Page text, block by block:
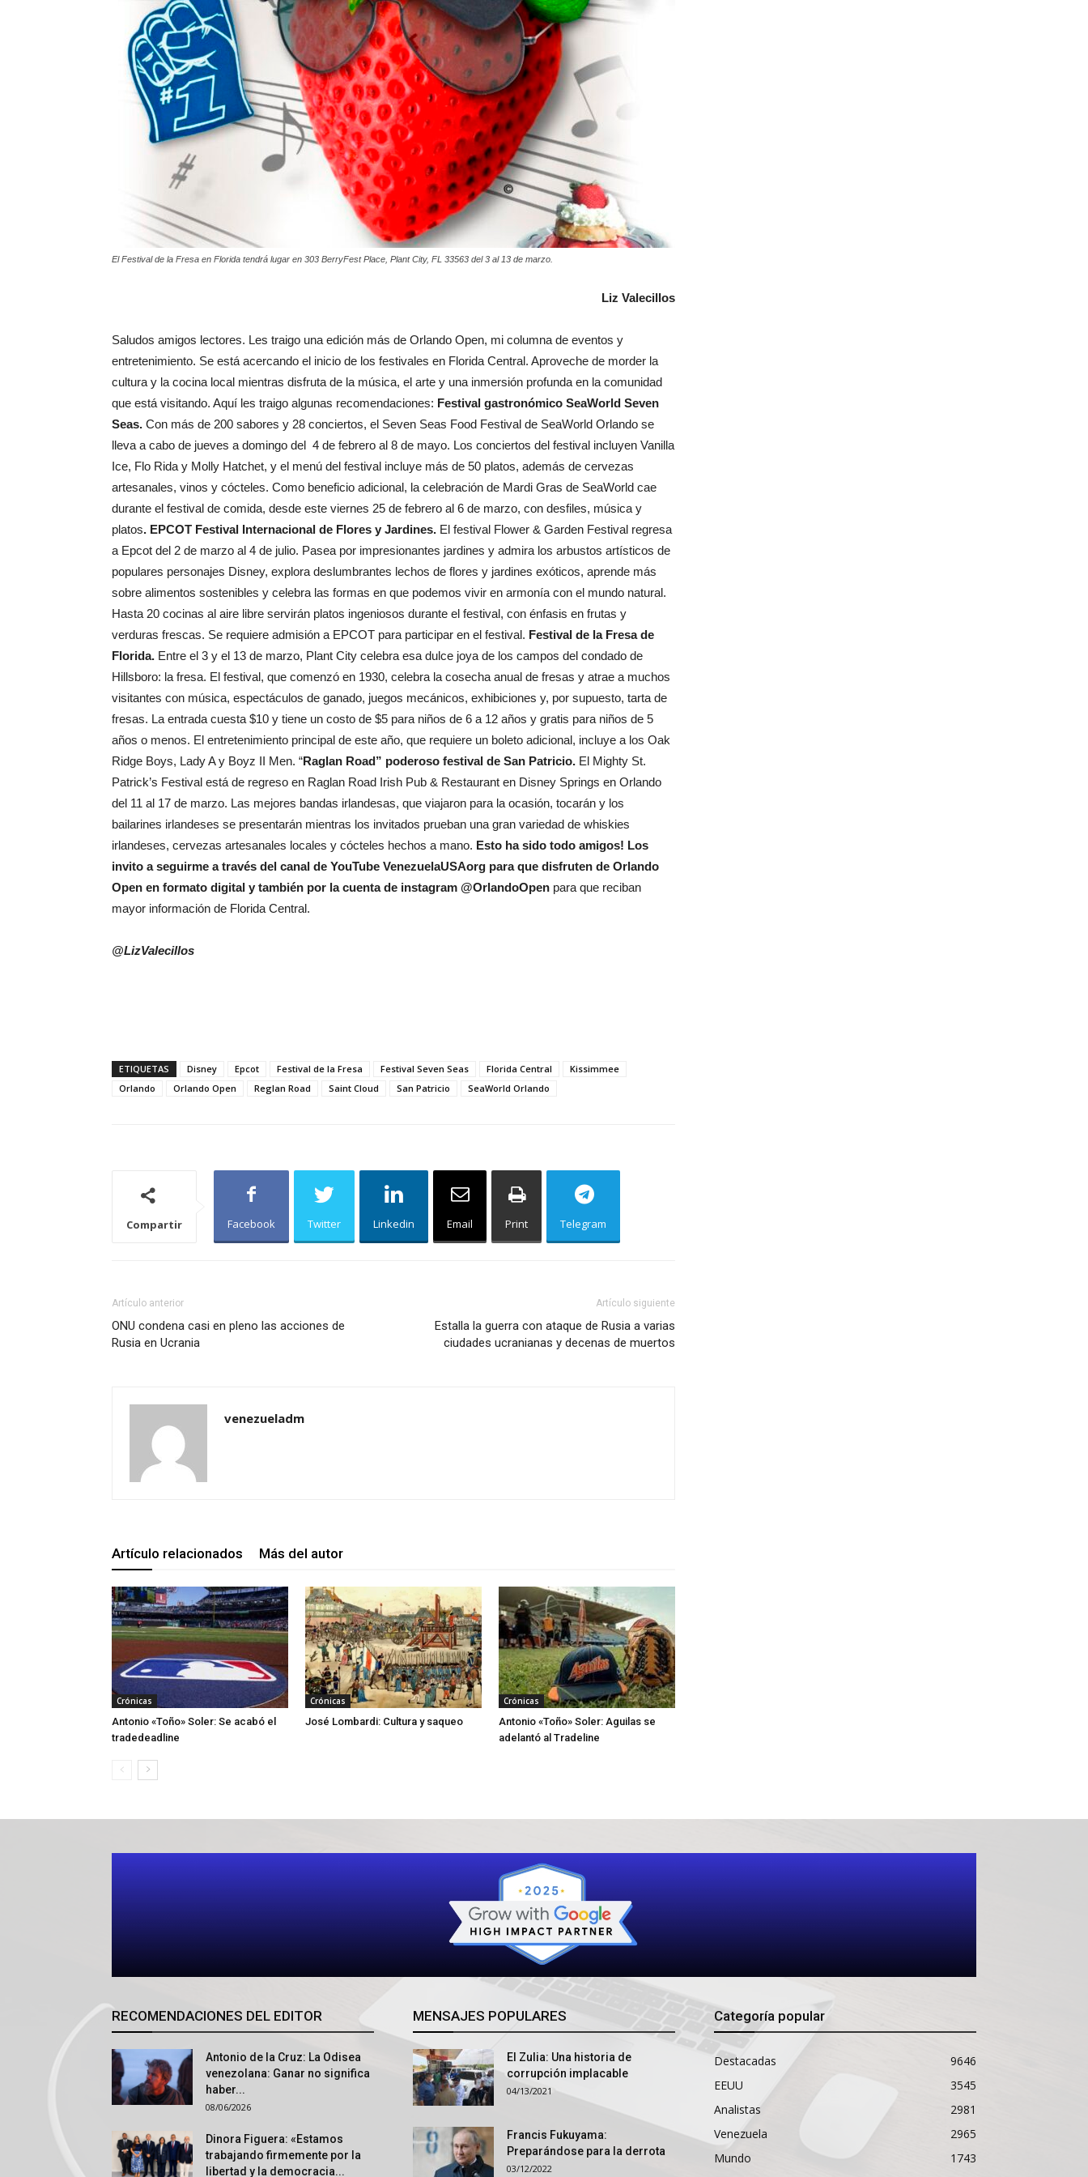
El Festival de la Fresa en Florida tendrá lugar en 303 BerryFest Place, Plant City, FL 33563 del 3 al 13 de marzo.
Liz Valecillos
Saludos amigos lectores. Les traigo una edición más de Orlando Open, mi columna de eventos y
entretenimiento. Se está acercando el inicio de los festivales en Florida Central. Aproveche de morder la
cultura y la cocina local mientras disfruta de la música, el arte y una inmersión profunda en la comunidad
que está visitando. Aquí les traigo algunas recomendaciones: Festival gastronómico SeaWorld Seven
Seas. Con más de 200 sabores y 28 conciertos, el Seven Seas Food Festival de SeaWorld Orlando se
lleva a cabo de jueves a domingo del 4 de febrero al 8 de mayo. Los conciertos del festival incluyen Vanilla
Ice, Flo Rida y Molly Hatchet, y el menú del festival incluye más de 50 platos, además de cervezas
artesanales, vinos y cócteles. Como beneficio adicional, la celebración de Mardi Gras de SeaWorld cae
durante el festival de comida, desde este viernes 25 de febrero al 6 de marzo, con desfiles, música y
platos. EPCOT Festival Internacional de Flores y Jardines. El festival Flower & Garden Festival regresa
a Epcot del 2 de marzo al 4 de julio. Pasea por impresionantes jardines y admira los arbustos artísticos de
populares personajes Disney, explora deslumbrantes lechos de flores y jardines exóticos, aprende más
sobre alimentos sostenibles y celebra las formas en que podemos vivir en armonía con el mundo natural.
Hasta 20 cocinas al aire libre servirán platos ingeniosos durante el festival, con énfasis en frutas y
verduras frescas. Se requiere admisión a EPCOT para participar en el festival. Festival de la Fresa de
Florida. Entre el 3 y el 13 de marzo, Plant City celebra esa dulce joya de los campos del condado de
Hillsboro: la fresa. El festival, que comenzó en 1930, celebra la cosecha anual de fresas y atrae a muchos
visitantes con música, espectáculos de ganado, juegos mecánicos, exhibiciones y, por supuesto, tarta de
fresas. La entrada cuesta $10 y tiene un costo de $5 para niños de 6 a 12 años y gratis para niños de 5
años o menos. El entretenimiento principal de este año, que requiere un boleto adicional, incluye a los Oak
Ridge Boys, Lady A y Boyz II Men. “Raglan Road” poderoso festival de San Patricio. El Mighty St.
Patrick’s Festival está de regreso en Raglan Road Irish Pub & Restaurant en Disney Springs en Orlando
del 11 al 17 de marzo. Las mejores bandas irlandesas, que viajaron para la ocasión, tocarán y los
bailarines irlandeses se presentarán mientras los invitados prueban una gran variedad de whiskies
irlandeses, cervezas artesanales locales y cócteles hechos a mano. Esto ha sido todo amigos! Los
invito a seguirme a través del canal de YouTube VenezuelaUSAorg para que disfruten de Orlando
Open en formato digital y también por la cuenta de instagram @OrlandoOpen para que reciban
mayor información de Florida Central.
@LizValecillos
ETIQUETAS Disney Epcot Festival de la Fresa Festival Seven Seas Florida Central
Kissimmee
Orlando
Orlando Open Reglan Road Saint Cloud San Patricio SeaWorld Orlando
Compartir Facebook Twitter Linkedin Email Print Telegram
Artículo anterior
ONU condena casi en pleno las acciones de
Rusia en Ucrania
Artículo siguiente
Estalla la guerra con ataque de Rusia a varias
ciudades ucranianas y decenas de muertos
venezueladm
Artículo relacionados Más del autor
Crónicas
Antonio «Toño» Soler: Se acabó el
tradedeadline
Crónicas
José Lombardi: Cultura y saqueo
Crónicas
Antonio «Toño» Soler: Aguilas se
adelantó al Tradeline
RECOMENDACIONES DEL EDITOR
Antonio de la Cruz: La Odisea
venezolana: Ganar no significa
haber...
08/06/2026
Dinora Figuera: «Estamos
trabajando firmemente por la
libertad y la democracia...
MENSAJES POPULARES
El Zulia: Una historia de
corrupción implacable
04/13/2021
Francis Fukuyama:
Preparándose para la derrota
03/12/2022
Categoría popular
Destacadas
9646
EEUU
3545
Analistas
2981
Venezuela
2965
Mundo
1743